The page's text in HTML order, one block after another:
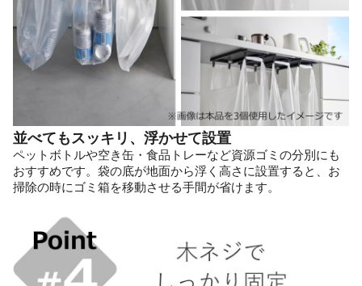
並べてもスッキリ、浮かせて設置
ペットボトルや空き缶・食品トレーなど資源ゴミの分別にも
おすすめです。袋の底が地面から浮く高さに設置すると、お
掃除の時にゴミ箱を移動させる手間が省けます。